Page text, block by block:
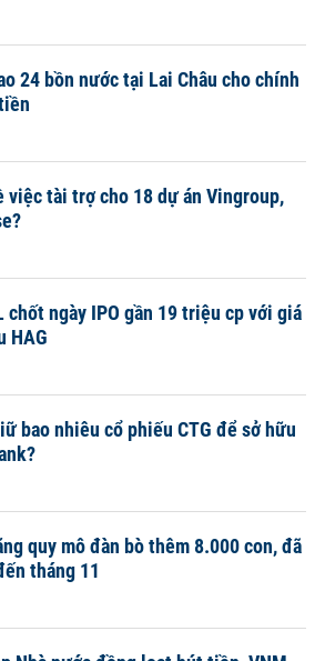
24 bồn nước tại Lai Châu cho chính
việc tài trợ cho 18 dự án Vingroup,
chốt ngày IPO gần 19 triệu cp với giá
HAG
bao nhiêu cổ phiếu CTG để sở hữu
quy mô đàn bò thêm 8.000 con, đã
tháng 11